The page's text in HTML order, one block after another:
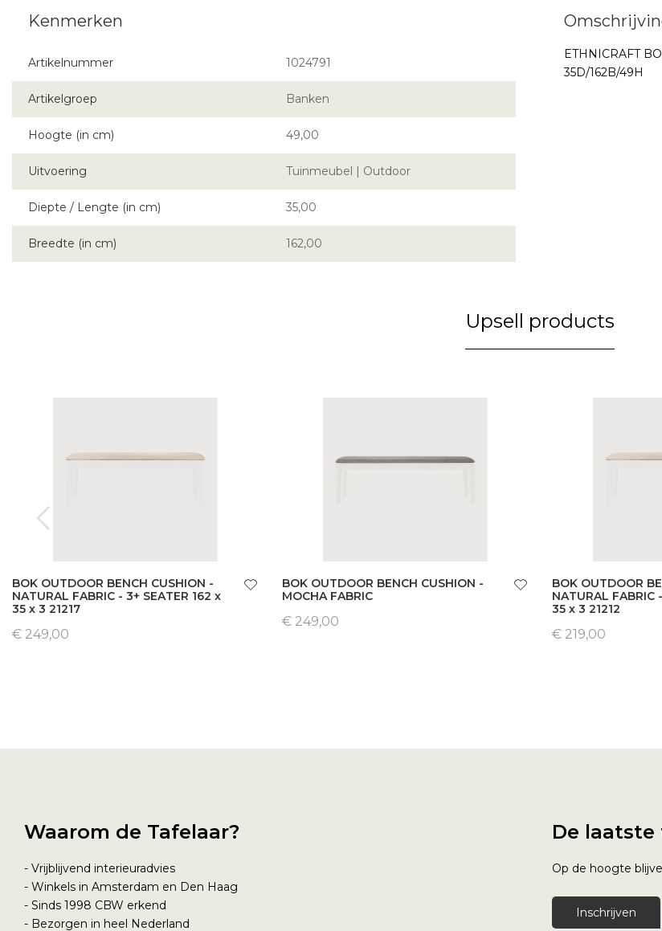
ETHNICRAFT
35D/162B/49H
Artikelnummer 1024791
Artikelgroep Banken
Hoogte (in cm) 49,00
Uitvoering Tuinmeubel | Outdoor
Diepte / Lengte (in cm) 35,00
Breedte (in cm) 162,00
Upsell products
BOK OUTDOOR BENCH CUSHION -
NATURAL FABRIC - 3+ SEATER 162 x
35 x 3 21217
€ 249,00
BOK OUTDOOR BENCH CUSHION -
MOCHA FABRIC
€ 249,00
BOK OUTDOOR
NATURAL FABRIC
35 x 3 21212
€ 219,00
Waarom de Tafelaar?
- Vrijblijvend interieuradvies
- Winkels in Amsterdam en Den Haag
- Sinds 1998 CBW erkend
- Bezorgen in heel Nederland
De
Op de hoogte
Inschrijven